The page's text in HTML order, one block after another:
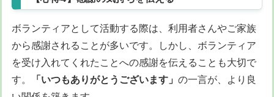
ボランティアとして活動する際は、利用者さんやご家族
から感謝されることが多いです。しかし、ボランティア
を受け入れてくれたことへの感謝を伝えることも大切で
す。
「いつもありがとうございます」 の一言が、より良